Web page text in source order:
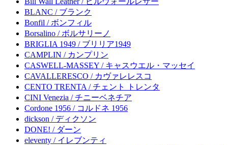
BLANC / ブランク
Bonfil / ボンフィル
Borsalino / ボルサリーノ
BRIGLIA 1949 / ブリリア1949
CAMPLIN / カンプリン
CASWELL-MASSEY / キャスウエル・マッセイ
CAVALLERESCO / カヴァレレスコ
CENTO TRENTA / チェント トレンタ
CINI Venezia / チニーベネチア
Cordone 1956 / コルドネ 1956
dickson / ディクソン
DONE! / ダーン
eleventy / イレブンティ